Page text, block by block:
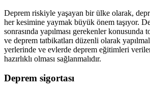
Deprem riskiyle yaşayan bir ülke olarak,
her kesimine yaymak büyük önem taşıyor.
sonrasında yapılması gerekenler
ve deprem tatbikatları düzenli olarak
yerlerinde ve evlerde deprem eğitimleri
hazırlıklı olması sağlanmalıdır.
Deprem sigortası